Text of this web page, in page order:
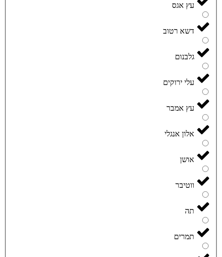
עץ אגס
דשא רטוב
גלבנום
עלי ירוקים
עץ אמבר
אלון אנגלי
אושן
ווטיבר
תה
תמרים